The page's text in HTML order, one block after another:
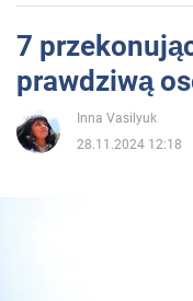
Sport
7
prawdziwą
Inna Vasilyuk
28.11.2024 12:18